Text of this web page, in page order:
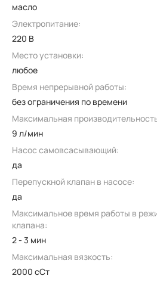
масло
Электропитание:
220 В
Место установки:
любое
Время непрерывной работы:
без ограничения по времени
Максимальная
9 л/мин
Насос самовсасывающий:
да
Перепускной клапан в насосе:
да
Максимальное время работы в
клапана:
2 - 3 мин
Максимальная вязкость:
2000 сСт